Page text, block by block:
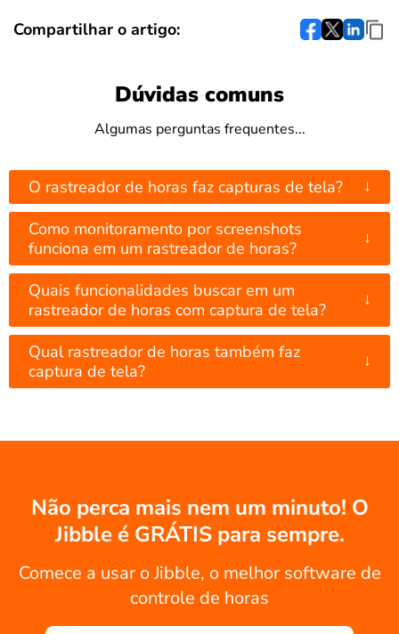
Compartilhar o artigo:
Dúvidas comuns
Algumas perguntas frequentes...
O rastreador de horas faz capturas de tela? ↓
Como monitoramento por screenshots
funciona em um rastreador de horas?
↓
Quais funcionalidades buscar em um
rastreador de horas com captura de tela?
↓
Qual rastreador de horas também faz
captura de tela?
↓
Não perca mais nem um minuto! O
Jibble é GRÁTIS para sempre.
Comece a usar o Jibble, o melhor software de
controle de horas